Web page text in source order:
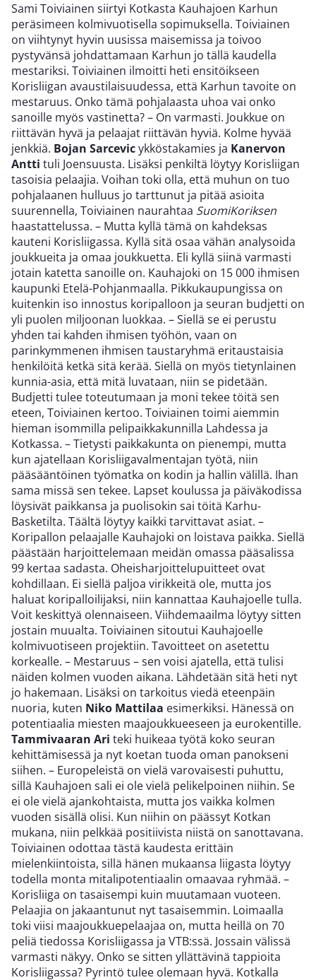
Sami Toiviainen siirtyi Kotkasta Kauhajoen Karhun
peräsimeen kolmivuotisella sopimuksella. Toiviainen
on viihtynyt hyvin uusissa maisemissa ja toivoo
pystyvänsä johdattamaan Karhun jo tällä kaudella
mestariksi. Toiviainen ilmoitti heti ensitöikseen
Korisliigan avaustilaisuudessa, että Karhun tavoite on
mestaruus. Onko tämä pohjalaasta uhoa vai onko
sanoille myös vastinetta? – On varmasti. Joukkue on
riittävän hyvä ja pelaajat riittävän hyviä. Kolme hyvää
jenkkiä. Bojan Sarcevicykköstakamies ja Kanervon
Antti tuli Joensuusta. Lisäksi penkiltä löytyy Korisliigan
tasoisia pelaajia. Voihan toki olla, että muhun on tuo
pohjalaanen hulluus jo tarttunut ja pitää asioita
suurennella, Toiviainen naurahtaa SuomiKoriksen
haastattelussa. – Mutta kyllä tämä on kahdeksas
kauteni Korisliigassa. Kyllä sitä osaa vähän analysoida
joukkueita ja omaa joukkuetta. Eli kyllä siinä varmasti
jotain katetta sanoille on. Kauhajoki on 15 000 ihmisen
kaupunki Etelä-Pohjanmaalla. Pikkukaupungissa on
kuitenkin iso innostus koripalloon ja seuran budjetti on
yli puolen miljoonan luokkaa. – Siellä se ei perustu
yhden tai kahden ihmisen työhön, vaan on
parinkymmenen ihmisen taustaryhmä eritaustaisia
henkilöitä ketkä sitä kerää. Siellä on myös tietynlainen
kunnia-asia, että mitä luvataan, niin se pidetään.
Budjetti tulee toteutumaan ja moni tekee töitä sen
eteen, Toiviainen kertoo. Toiviainen toimi aiemmin
hieman isommilla pelipaikkakunnilla Lahdessa ja
Kotkassa. – Tietysti paikkakunta on pienempi, mutta
kun ajatellaan Korisliigavalmentajan työtä, niin
pääsääntöinen työmatka on kodin ja hallin välillä. Ihan
sama missä sen tekee. Lapset koulussa ja päiväkodissa
löysivät paikkansa ja puolisokin sai töitä Karhu-
Basketilta. Täältä löytyy kaikki tarvittavat asiat. –
Koripallon pelaajalle Kauhajoki on loistava paikka. Siellä
päästään harjoittelemaan meidän omassa pääsalissa
99 kertaa sadasta. Oheisharjoittelupuitteet ovat
kohdillaan. Ei siellä paljoa virikkeitä ole, mutta jos
haluat koripalloilijaksi, niin kannattaa Kauhajoelle tulla.
Voit keskittyä olennaiseen. Viihdemaailma löytyy sitten
jostain muualta. Toiviainen sitoutui Kauhajoelle
kolmivuotiseen projektiin. Tavoitteet on asetettu
korkealle. – Mestaruus – sen voisi ajatella, että tulisi
näiden kolmen vuoden aikana. Lähdetään sitä heti nyt
jo hakemaan. Lisäksi on tarkoitus viedä eteenpäin
nuoria, kuten Niko Mattilaa esimerkiksi. Hänessä on
potentiaalia miesten maajoukkueeseen ja eurokentille.
Tammivaaran Ari teki huikeaa työtä koko seuran
kehittämisessä ja nyt koetan tuoda oman panokseni
siihen. – Europeleistä on vielä varovaisesti puhuttu,
sillä Kauhajoen sali ei ole vielä pelikelpoinen niihin. Se
ei ole vielä ajankohtaista, mutta jos vaikka kolmen
vuoden sisällä olisi. Kun niihin on päässyt Kotkan
mukana, niin pelkkää positiivista niistä on sanottavana.
Toiviainen odottaa tästä kaudesta erittäin
mielenkiintoista, sillä hänen mukaansa liigasta löytyy
todella monta mitalipotentiaalin omaavaa ryhmää. –
Korisliiga on tasaisempi kuin muutamaan vuoteen.
Pelaajia on jakaantunut nyt tasaisemmin. Loimaalla
toki viisi maajoukkuepelaajaa on, mutta heillä on 70
peliä tiedossa Korisliigassa ja VTB:ssä. Jossain välissä
varmasti näkyy. Onko se sitten yllättävinä tappioita
Korisliigassa? Pyrintö tulee olemaan hyvä. Kotkalla